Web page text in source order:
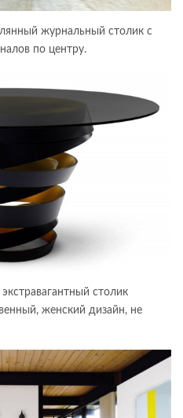
журнальный столик с
по центру.
столик
женский дизайн, не